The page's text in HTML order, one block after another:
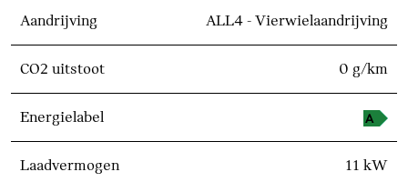
Aandrijving ALL4 - Vierwielaandrijving
CO2 uitstoot 0 g/km
Energielabel
Laadvermogen 11 kW